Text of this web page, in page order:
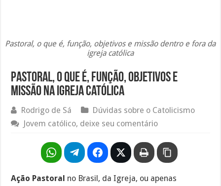
Pastoral, o que é, função, objetivos e missão dentro e fora da
igreja católica
Pastoral, o que é, função, objetivos e
missão na igreja católica
Rodrigo de Sá
Dúvidas sobre o Catolicismo
Jovem católico, deixe seu comentário
Ação Pastoral no Brasil, da Igreja, ou apenas